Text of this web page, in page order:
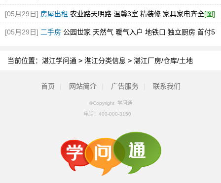
电市场中博旁急租[图]
[05月29日] 房屋出租 农业路天明路 温馨3室 精装修 家具家电齐全[图]
[05月29日] 二手房 公园世家 天然气 暖气入户 地铁口 独立厨房 首付5
当前位置： 湛江学问通 > 湛江分类信息 > 湛江厂房/仓库/土地
首页 网站简介 广告服务 联系我们
©Copyright 学问通
电话： 400-000-3150